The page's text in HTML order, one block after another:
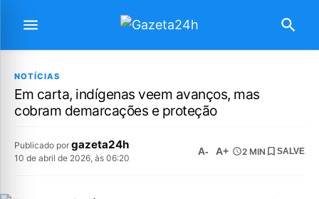
NOTÍCIAS
Em carta, indígenas veem avanços, mas
cobram demarcações e proteção
Publicado por gazeta24h
10 de abril de 2026, às 06:20
A- A+ 2 MIN SALVE